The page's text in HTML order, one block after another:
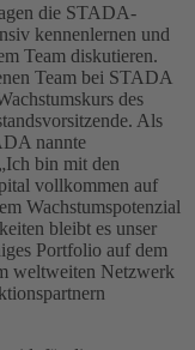
die STADA-
kennenlernen und
Team diskutieren.
Team bei STADA
des
Als
nannte
bin mit den
vollkommen auf
Wachstumspotenzial
bleibt es unser
Portfolio auf dem
weltweiten Netzwerk